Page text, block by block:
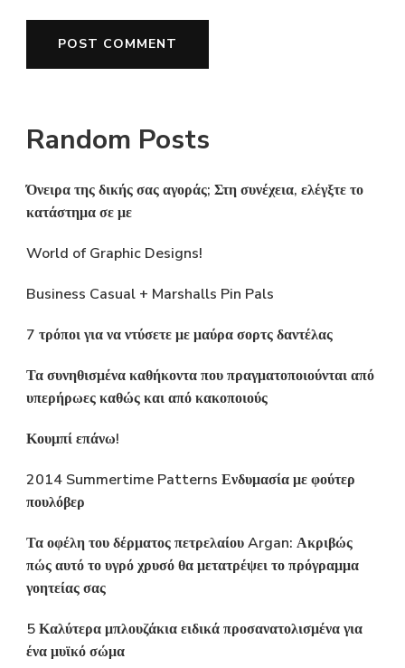
Random Posts
Όνειρα της δικής σας αγοράς; Στη συνέχεια, ελέγξτε το
κατάστημα σε με
World of Graphic Designs!
Business Casual + Marshalls Pin Pals
7 τρόποι για να ντύσετε με μαύρα σορτς δαντέλας
Τα συνηθισμένα καθήκοντα που πραγματοποιούνται από
υπερήρωες καθώς και από κακοποιούς
Κουμπί επάνω!
2014 Summertime Patterns Ενδυμασία με φούτερ
πουλόβερ
Τα οφέλη του δέρματος πετρελαίου Argan: Ακριβώς
πώς αυτό το υγρό χρυσό θα μετατρέψει το πρόγραμμα
γοητείας σας
5 Καλύτερα μπλουζάκια ειδικά προσανατολισμένα για
ένα μυϊκό σώμα